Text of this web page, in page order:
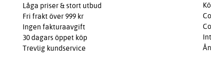
Låga priser & stort utbud
Fri frakt över 999 kr
Ingen fakturaavgift
30 dagars öppet köp
Trevlig kundservice